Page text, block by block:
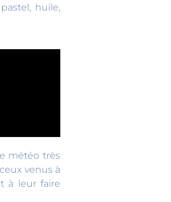
huile,
météo très
venus à
à leur faire